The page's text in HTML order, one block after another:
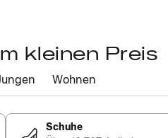
kleinen Preis
Wohnen
Schuhe